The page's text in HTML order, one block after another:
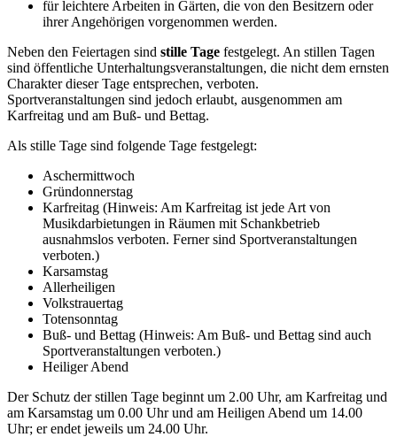
für leichtere Arbeiten in Gärten, die von den Besitzern oder
ihrer Angehörigen vorgenommen werden.
Neben den Feiertagen sind stille Tage festgelegt. An stillen Tagen
sind öffentliche Unterhaltungsveranstaltungen, die nicht dem ernsten
Charakter dieser Tage entsprechen, verboten.
Sportveranstaltungen sind jedoch erlaubt, ausgenommen am
Karfreitag und am Buß- und Bettag.
Als stille Tage sind folgende Tage festgelegt:
Aschermittwoch
Gründonnerstag
Karfreitag (Hinweis: Am Karfreitag ist jede Art von
Musikdarbietungen in Räumen mit Schankbetrieb
ausnahmslos verboten. Ferner sind Sportveranstaltungen
verboten.)
Karsamstag
Allerheiligen
Volkstrauertag
Totensonntag
Buß- und Bettag (Hinweis: Am Buß- und Bettag sind auch
Sportveranstaltungen verboten.)
Heiliger Abend
Der Schutz der stillen Tage beginnt um 2.00 Uhr, am Karfreitag und
am Karsamstag um 0.00 Uhr und am Heiligen Abend um 14.00
Uhr; er endet jeweils um 24.00 Uhr.